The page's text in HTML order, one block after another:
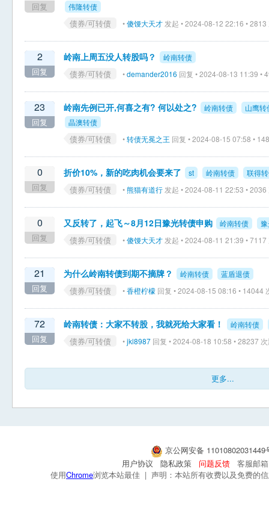
回复
伟隆转债
债券/可转债 •傻馒大天才 发起 • 2024-08-12 22:16 • 2813
2
回复
岭南上周五没人转股吗？ 岭南转债
债券/可转债 •demander2016 回复 • 2024-08-13 11:39 •
23
回复
岭南先例已开,何喜之有? 何以处之? 岭南转债
山鹰转
晶澳转债
债券/可转债 •转债无冕之王 回复 • 2024-08-15 07:58 •
0
回复
折价10%，新的吃肉机会要来了 st 岭南转债 联得
债券/可转债 •熊猫有道行 发起 • 2024-08-11 22:53 • 2036
0
回复
又反转了，起飞～8月12日豫光转债申购 岭南转债
债券/可转债 •傻馒大天才 发起 • 2024-08-11 21:39 • 7117
21
回复
为什么岭南转债到期不摘牌？ 岭南转债 蓝盾退债
债券/可转债 •香橙柠檬 回复 • 2024-08-15 08:16 • 14044
72
回复
岭南转债：大家不转股，我就死给大家看！ 岭南转债
债券/可转债 •jkl8987 回复 • 2024-08-18 10:58 • 28237
更多...
京公网安备
用户协议
隐私政策 问题反馈
客服邮
使用Chrome浏览本站最佳 | 声明：本站所有收费以及免费的